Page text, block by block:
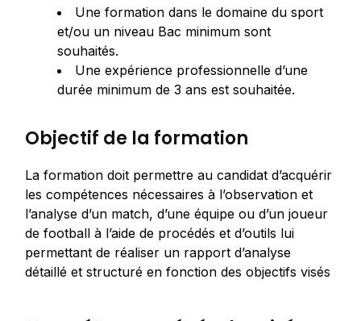
Une formation dans le domaine du sport
et/ou un niveau Bac minimum sont
souhaités.
Une expérience professionnelle d’une
durée minimum de 3 ans est souhaitée.
Objectif de la formation
La formation doit permettre au candidat d’acquérir
les compétences nécessaires à l’observation et
l’analyse d’un match, d’une équipe ou d’un joueur
de football à l’aide de procédés et d’outils lui
permettant de réaliser un rapport d’analyse
détaillé et structuré en fonction des objectifs visés